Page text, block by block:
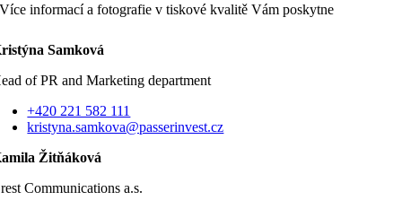
Více informací a fotografie v tiskové kvalitě Vám poskytne
Samková
of PR and Marketing department
+420 221 582 111
kristyna.samkova@passerinvest.cz
Žitňáková
Communications a.s.